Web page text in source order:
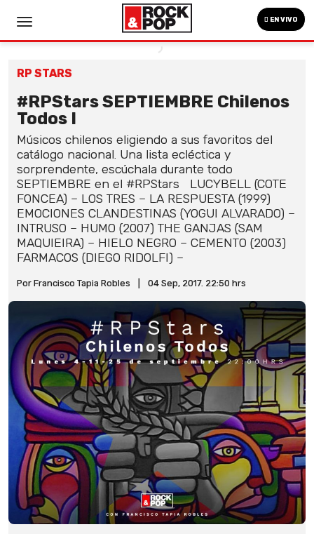
EN VIVO
RP STARS
#RPStars SEPTIEMBRE Chilenos
Todos I
Músicos chilenos eligiendo a sus favoritos del
catálogo nacional. Una lista ecléctica y
sorprendente, escúchala durante todo
SEPTIEMBRE en el #RPStars LUCYBELL (COTE
FONCEA) – LOS TRES – LA RESPUESTA (1999)
EMOCIONES CLANDESTINAS (YOGUI ALVARADO) –
INTRUSO – HUMO (2007) THE GANJAS (SAM
MAQUIEIRA) – HIELO NEGRO – CEMENTO (2003)
FARMACOS (DIEGO RIDOLFI) –
Por Francisco Tapia Robles 04 Sep, 2017. 22:50 hrs